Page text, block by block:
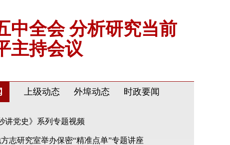
中全会 分析研究当前
主持会议
上级动态 外埠动态 时政要闻
讲党史》系列专题视频
志研究室举办保密“精准点单”专题讲座